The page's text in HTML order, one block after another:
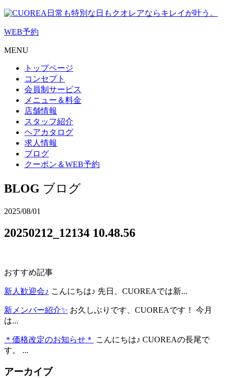
日常も特別な日もクオレアならキレイが叶う。
WEB予約
MENU
トップページ
コンセプト
会員制サービス
メニュー＆料金
店舗情報
スタッフ紹介
ヘアカタログ
求人情報
ブログ
クーポン＆WEB予約
BLOG ブログ
2025/08/01
20250212_12134 10.48.56
おすすめ記事
新人歓迎会♪ こんにちは♪ 先日、CUOREAでは新...
新メンバー紹介✨ お久しぶりです、CUOREAです！ 今月
は...
＊価格改定のお知らせ＊
こんにちは♪ CUOREAの長尾で
す。 ...
アーカイブ